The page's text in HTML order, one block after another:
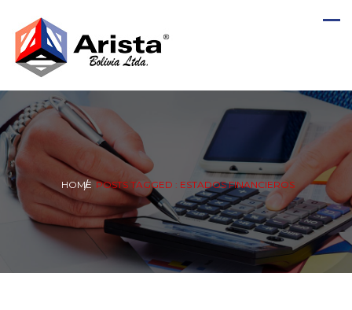
HOME POSTS TAGGED : ESTADOS FINANCIEROS